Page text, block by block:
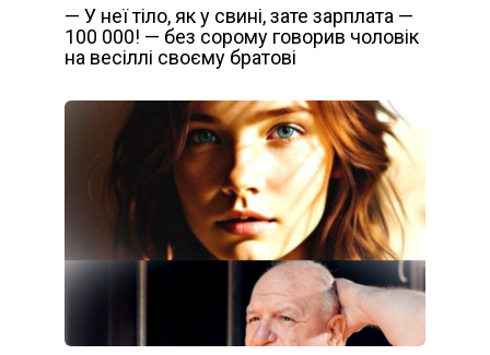
— У неї тіло, як у свині, зате зарплата —
100 000! — без сорому говорив чоловік
на весіллі своєму братові